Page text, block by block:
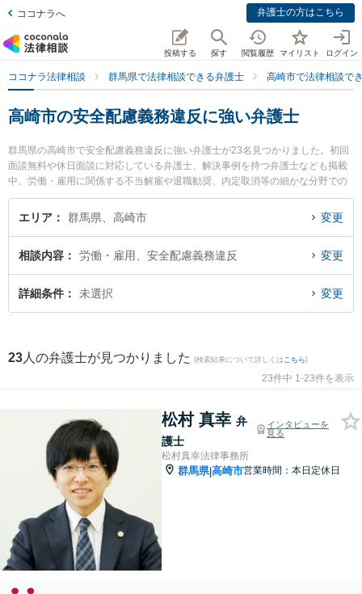
ココナラへ 弁護士の方はこちら
投稿する 探す 閲覧履歴 マイリスト ログイン
ココナラ法律相談 群馬県で法律相談できる弁護士 高崎市で法律相談で
高崎市の安全配慮義務違反に強い弁護士
群馬県の高崎市で安全配慮義務違反に強い弁護士が23名見つかりました。初回
面談無料や休日面談に対応している弁護士、解決事例を持つ弁護士なども掲載
中。労働・雇用に関係する不当解雇や退職勧奨、内定取消等の細かな分野での
絞り込み検索もでき便利です。特に松村真幸法律事務所の松村 真幸弁護士や白
木蓮法律事務所の宮森 惣平弁護士、ベリーベスト法律事務所 高崎オフィスの瀬
弁護士に相談したい』『安全配慮義務違反のトラブル解決の実績豊富な近くの
弁護士を検索したい』『初回相談無料で安全配慮義務違反を法律相談できる高
崎市内の弁護士に相談予約したい』などでお困りの相談者さんにおすすめで
エリア 群馬県、高崎市 変更
相談内容 労働・雇用、安全配慮義務違反 変更
詳細条件 未選択 変更
23 人の弁護士が見つかりました (検索結果について詳しくは こちら)
23件中 1-23件を表示
松村 真幸 弁
護士
インタビューを
見る
松村真幸法律事務所
群馬県|高崎市営業時間：本日定休日